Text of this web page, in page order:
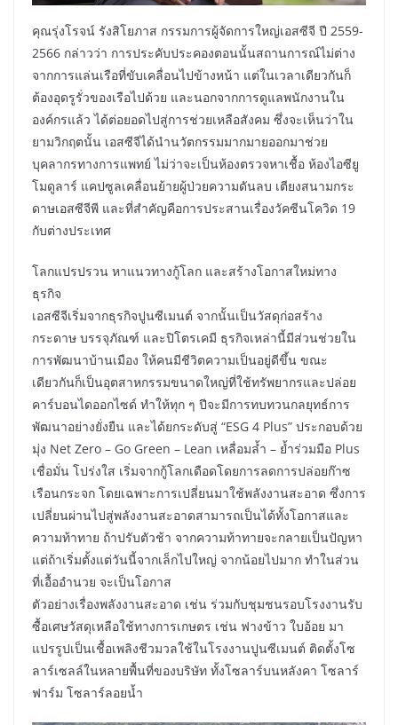
คุณรุ่งโรจน์ รังสิโยภาส กรรมการผู้จัดการใหญ่เอสซีจี ปี 2559-
2566 กล่าวว่า การประคับประคองตอนนั้นสถานการณ์ไม่ต่าง
จากการแล่นเรือที่ขับเคลื่อนไปข้างหน้า แต่ในเวลาเดียวกันก็
ต้องอุดรูรั่วของเรือไปด้วย และนอกจากการดูแลพนักงานใน
องค์กรแล้ว ได้ต่อยอดไปสู่การช่วยเหลือสังคม ซึ่งจะเห็นว่าใน
ยามวิกฤตนั้น เอสซีจีได้นำนวัตกรรมมากมายออกมาช่วย
บุคลากรทางการแพทย์ ไม่ว่าจะเป็นห้องตรวจหาเชื้อ ห้องไอซียู
โมดูลาร์ แคปซูลเคลื่อนย้ายผู้ป่วยความดันลบ เตียงสนามกระ
ดาษเอสซีจีพี และที่สำคัญคือการประสานเรื่องวัคซีนโควิด 19
กับต่างประเทศ
โลกแปรปรวน หาแนวทางกู้โลก และสร้างโอกาสใหม่ทาง
ธุรกิจ
เอสซีจีเริ่มจากธุรกิจปูนซีเมนต์ จากนั้นเป็นวัสดุก่อสร้าง
กระดาษ บรรจุภัณฑ์ และปิโตรเคมี ธุรกิจเหล่านี้มีส่วนช่วยใน
การพัฒนาบ้านเมือง ให้คนมีชีวิตความเป็นอยู่ดีขึ้น ขณะ
เดียวกันก็เป็นอุตสาหกรรมขนาดใหญ่ที่ใช้ทรัพยากรและปล่อย
คาร์บอนไดออกไซด์ ทำให้ทุก ๆ ปีจะมีการทบทวนกลยุทธ์การ
พัฒนาอย่างยั่งยืน และได้ยกระดับสู่ “ESG 4 Plus” ประกอบด้วย
มุ่ง Net Zero – Go Green – Lean เหลื่อมล้ำ – ย้ำร่วมมือ Plus
เชื่อมั่น โปร่งใส เริ่มจากกู้โลกเดือดโดยการลดการปล่อยก๊าซ
เรือนกระจก โดยเฉพาะการเปลี่ยนมาใช้พลังงานสะอาด ซึ่งการ
เปลี่ยนผ่านไปสู่พลังงานสะอาดสามารถเป็นได้ทั้งโอกาสและ
ความท้าทาย ถ้าปรับตัวช้า จากความท้าทายจะกลายเป็นปัญหา
แต่ถ้าเริ่มตั้งแต่วันนี้จากเล็กไปใหญ่ จากน้อยไปมาก ทำในส่วน
ที่เอื้ออำนวย จะเป็นโอกาส
ตัวอย่างเรื่องพลังงานสะอาด เช่น ร่วมกับชุมชนรอบโรงงานรับ
ซื้อเศษวัสดุเหลือใช้ทางการเกษตร เช่น ฟางข้าว ใบอ้อย มา
แปรรูปเป็นเชื้อเพลิงชีวมวลใช้ในโรงงานปูนซีเมนต์ ติดตั้งโซ
ลาร์เซลล์ในหลายพื้นที่ของบริษัท ทั้งโซลาร์บนหลังคา โซลาร์
ฟาร์ม โซลาร์ลอยน้ำ